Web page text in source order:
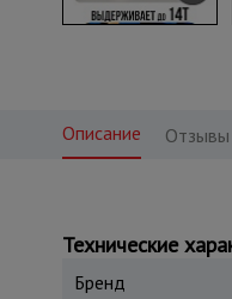
Описание Отзывы
Технические
Бренд